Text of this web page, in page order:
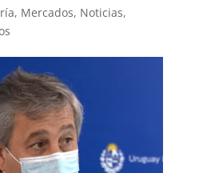
, Mercados, Noticias,